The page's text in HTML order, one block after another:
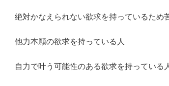
絶対かなえられない欲求を持っているため
他力本願の欲求を持っている人
自力で叶う可能性のある欲求を持っている